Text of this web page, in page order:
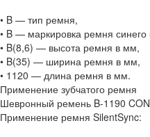
• B — тип ремня,
• B — маркировка ремня синего
• B(8,6) — высота ремня в мм,
• B(35) — ширина ремня в мм,
• 1120 — длина ремня в мм.
Применение зубчатого ремня
Шевронный ремень B-1190
Применение ремня SilentSync: